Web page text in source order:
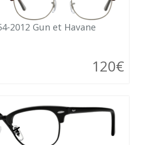
2012 Gun et Havane
120€